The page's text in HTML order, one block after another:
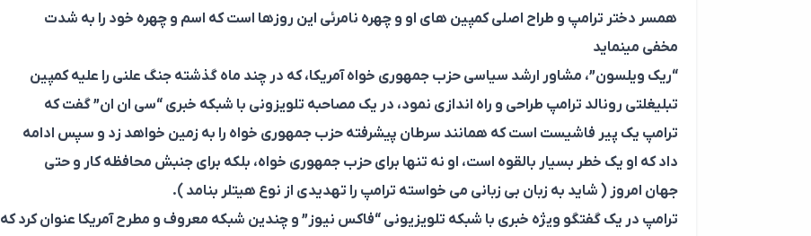
همسر دختر ترامپ و طراح اصلی کمپین های او و چهره نامرئی این روزها است که اسم و چهره خود را به شدت
مخفی مینماید
“ریک ویلسون”، مشاور ارشد سیاسی حزب جمهوری خواه آمریکا، که در چند ماه گذشته جنگ علنی را علیه کمپین
تبلیغلتی رونالد ترامپ طراحی و راه اندازی نمود، در یک مصاحبه تلویزونی با شبکه خبری “سی ان ان” گفت که
ترامپ یک پیر فاشیست است که همانند سرطان پیشرفته حزب جمهوری خواه را به زمین خواهد زد و سپس ادامه
داد که او یک خطر بسیار بالقوه است، او نه تنها برای حزب جمهوری خواه، بلکه برای جنبش محافظه کار و حتی
جهان امروز ( شاید به زبان بی زبانی می خواسته ترامپ را تهدیدی از نوع هیتلر بنامد ).
ترامپ در یک گفتگو ویژه خبری با شبکه تلویزیونی “فاکس نیوز” و چندین شبکه معروف و مطرح آمریکا عنوان کرد که